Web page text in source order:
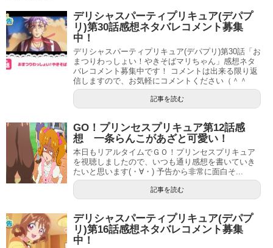
うーん、やっぱり小さい頃は他の家の違う部分が気になり
ますからね。私もそうでした。
まあ、天宮家はかなり変わってる家族だとは思いますが、
明るくて非常にいいと思います（＾＾
デリシャスパーティプリキュア(デパプ
リ)第30話感想ネタバレコメント募集
中！
デリシャスパーティプリキュア(デパプリ)第30話「お
まつりわっしょい！やきそばマリちゃん」感想ネタ
バレコメント募集中です！ コメントは出来る限り返
信しますので、お気軽にコメントください（＾＾
記事を読む
GO！プリンセスプリキュア第12話感
想 一条らんこがあざと可愛い！
本日もリアルタイムでＧＯ！プリンセスプリキュア
を視聴しましたので、いつも通り感想を書いていき
たいと思います(・∀・) 予告から非常に面白そ...
記事を読む
デリシャスパーティプリキュア(デパプ
リ)第16話感想ネタバレコメント募集
中！